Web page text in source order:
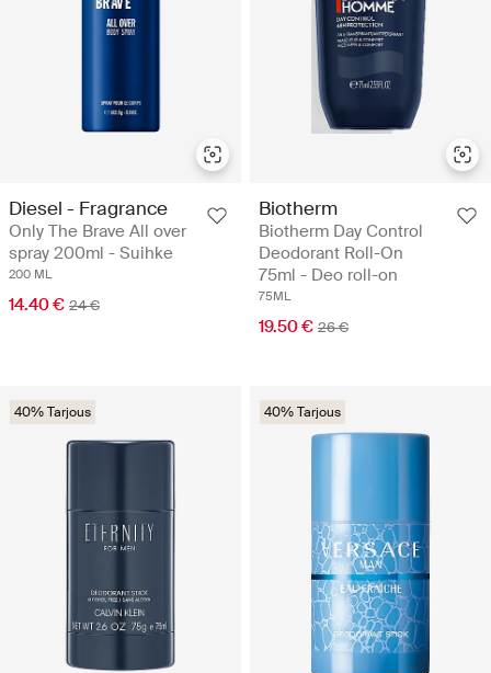
Diesel - Fragrance
Only The Brave All over
spray 200ml - Suihke
200 ML
14.40 € 24 €
Biotherm
Biotherm Day Control
Deodorant Roll-On
75ml - Deo roll-on
75ML
19.50 € 26 €
40% Tarjous 40% Tarjous